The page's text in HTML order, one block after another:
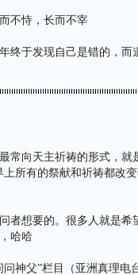
不恃，长而不宰
终于发现自己是错的，
常向天主祈祷的形式，
上所有的祭献和祈祷都改
者想要的。很多人就是
哈哈
问神父”栏目（亚洲真理